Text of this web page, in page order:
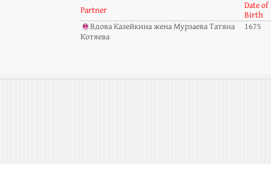
Partner
Date of
Birth
Вдова Казейкина жена Мурзаева Татяна
Котяева
1675